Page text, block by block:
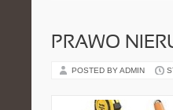
PRAWO
POSTED BY ADMIN